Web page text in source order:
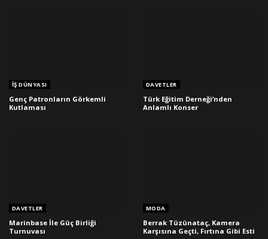
İŞ DÜNYASI
Genç Patronların Görkemli
Kutlaması
DAVETLER
Türk Eğitim Derneği’nden
Anlamlı Konser
DAVETLER
Marinbase İle Güç Birliği
Turnuvası
MODA
Berrak Tüzünataç, Kamera
Karşısına Geçti, Fırtına Gibi Esti